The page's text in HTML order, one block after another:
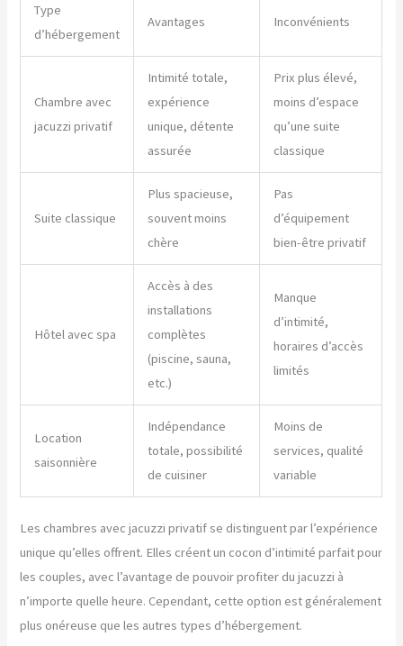
Type
d’hébergement
Avantages Inconvénients
Chambre avec
jacuzzi privatif
Intimité totale,
expérience
unique, détente
assurée
Prix plus élevé,
moins d’espace
qu’une suite
classique
Suite classique
Plus spacieuse,
souvent moins
chère
Pas
d’équipement
bien-être privatif
Hôtel avec spa
Accès à des
installations
complètes
(piscine, sauna,
etc.)
Manque
d’intimité,
horaires d’accès
limités
Location
saisonnière
Indépendance
totale, possibilité
de cuisiner
Moins de
services, qualité
variable
Les chambres avec jacuzzi privatif se distinguent par l’expérience
unique qu’elles offrent. Elles créent un cocon d’intimité parfait pour
les couples, avec l’avantage de pouvoir profiter du jacuzzi à
n’importe quelle heure. Cependant, cette option est généralement
plus onéreuse que les autres types d’hébergement.